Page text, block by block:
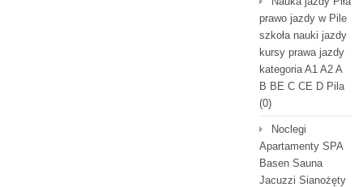
prawo jazdy w Pile
szkoła nauki jazdy
kursy prawa jazdy
kategoria A1 A2 A
B BE C CE D Pila
(0)
Noclegi
Apartamenty SPA
Basen Sauna
Jacuzzi Sianożęty